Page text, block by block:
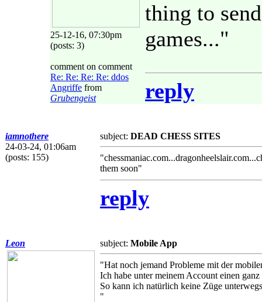
25-12-16, 07:30pm
(posts: 3)
comment on comment
Re: Re: Re: Re: ddos
Angriffe from
Grubengeist
thing to
games..."
reply
iamnothere
24-03-24, 01:06am
(posts: 155)
subject: DEAD CHESS SITES
them soon"
reply
Leon subject: Mobile App
"Hat noch jemand Probleme mit der
Ich habe unter meinem Account einen ganz
So kann ich natürlich keine Züge
"